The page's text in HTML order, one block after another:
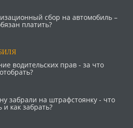
сбор на автомобиль –
платить?
водительских прав - за что
забрали на штрафстоянку - что
и как забрать?